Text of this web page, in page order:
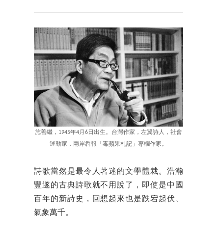
施善繼，1945年4月6日出生。台灣作家，左翼詩人，社會
運動家，兩岸犇報「毒蘋果札記」專欄作家。
詩歌當然是最令人著迷的文學體裁。浩瀚
豐遂的古典詩歌就不用說了，即使是中國
百年的新詩史，回想起來也是跌宕起伏、
氣象萬千。